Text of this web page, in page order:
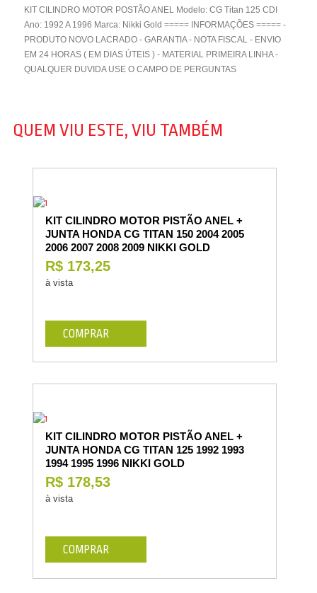
KIT CILINDRO MOTOR POSTÃO ANEL Modelo: CG Titan 125 CDI
Ano: 1992 A 1996 Marca: Nikki Gold ===== INFORMAÇÕES ===== -
PRODUTO NOVO LACRADO - GARANTIA - NOTA FISCAL - ENVIO
EM 24 HORAS ( EM DIAS ÚTEIS ) - MATERIAL PRIMEIRA LINHA -
QUALQUER DUVIDA USE O CAMPO DE PERGUNTAS
QUEM VIU ESTE, VIU TAMBÉM
KIT CILINDRO MOTOR PISTÃO ANEL +
JUNTA HONDA CG TITAN 150 2004 2005
2006 2007 2008 2009 NIKKI GOLD
R$ 173,25
à vista
COMPRAR
KIT CILINDRO MOTOR PISTÃO ANEL +
JUNTA HONDA CG TITAN 125 1992 1993
1994 1995 1996 NIKKI GOLD
R$ 178,53
à vista
COMPRAR